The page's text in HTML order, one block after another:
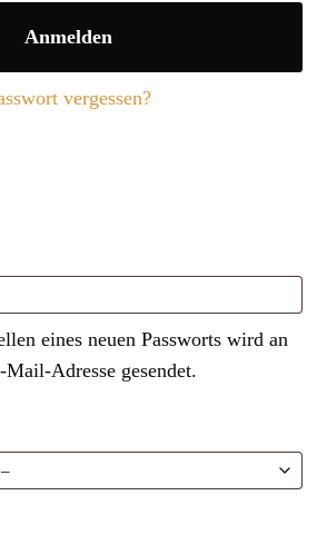
Anmelden
vergessen?
eines neuen Passworts wird an
Mail-Adresse gesendet.